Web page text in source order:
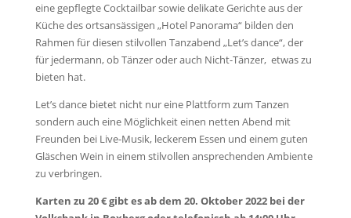
eine gepflegte Cocktailbar sowie delikate Ge­richte aus der
Küche des ortsansässigen „Hotel Panorama“ bilden den
Rahmen für diesen stilvollen Tanzabend „Let’s dance“, der
für jedermann, ob Tänzer oder auch Nicht-Tänzer, etwas zu
bieten hat.
Let’s dance bietet nicht nur eine Plattform zum Tanzen
sondern auch eine Möglichkeit einen netten Abend mit
Freunden bei Live-Musik, leckerem Essen und einem guten
Gläschen Wein in einem stilvollen ansprechenden Ambiente
zu verbrin­gen.
Karten zu 20 € gibt es ab dem 20. Oktober 2022 bei der